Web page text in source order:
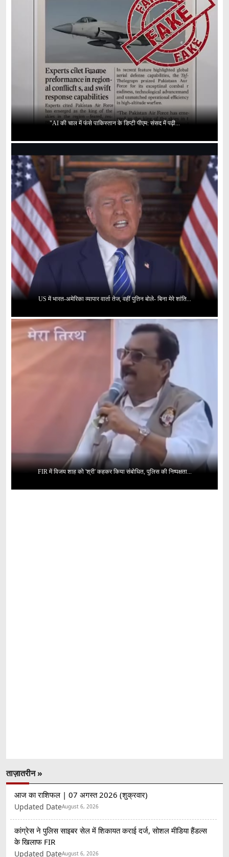
"AI की चाल में फंसे पाकिस्तान के डिप्टी पीएम: संसद में पढ़ी...
US में भारत-अमेरिका व्यापार वार्ता तेज, वहीं पुतिन बोले- बिना मेरे शांति...
FIR में विजय शाह को 'श्री' कहकर किया संबोधित, पुलिस की निष्पक्षता...
ताज़ातरीन »
आज का राशिफल | 07 अगस्त 2026 (शुक्रवार)
Updated DateAugust 6, 2026
कांग्रेस ने पुलिस साइबर सेल में शिकायत कराई दर्ज, सोशल मीडिया हैंडल्स
के खिलाफ FIR
Updated DateAugust 6, 2026